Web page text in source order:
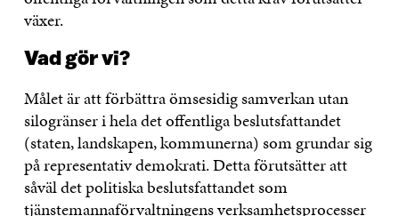
växer.
Vad gör vi?
Målet är att förbättra ömsesidig samverkan utan
silogränser i hela det offentliga beslutsfattandet
(staten, landskapen, kommunerna) som grundar sig
på representativ demokrati. Detta förutsätter att
såväl det politiska beslutsfattandet som
tjänstemannaförvaltningens verksamhetsprocesser